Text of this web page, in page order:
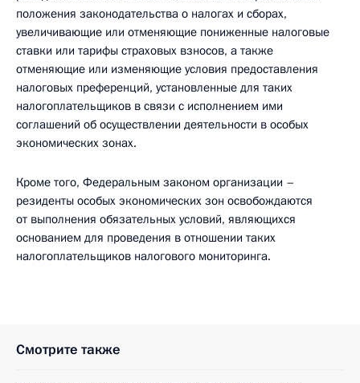
положения законодательства о налогах и сборах,
увеличивающие или отменяющие пониженные налоговые
ставки или тарифы страховых взносов, а также
отменяющие или изменяющие условия предоставления
налоговых преференций, установленные для таких
налогоплательщиков в связи с исполнением ими
соглашений об осуществлении деятельности в особых
экономических зонах.
Кроме того, Федеральным законом организации –
резиденты особых экономических зон освобождаются
от выполнения обязательных условий, являющихся
основанием для проведения в отношении таких
налогоплательщиков налогового мониторинга.
Смотрите также